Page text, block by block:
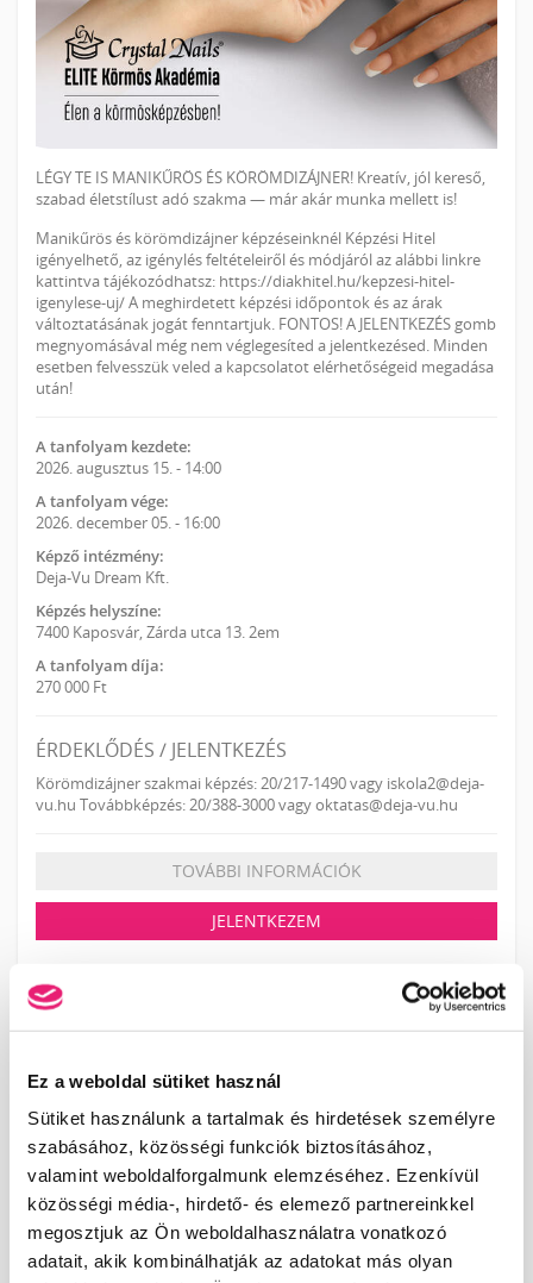
Ez a weboldal sütiket használ
Sütiket használunk a tartalmak és hirdetések személyre
szabásához, közösségi funkciók biztosításához,
valamint weboldalforgalmunk elemzéséhez. Ezenkívül
közösségi média-, hirdető- és elemező partnereinkkel
megosztjuk az Ön weboldalhasználatra vonatkozó
adatait, akik kombinálhatják az adatokat más olyan
LÉGY TE IS MANIKŰRÖS ÉS KÖRÖMDIZÁJNER! Kreatív, jól kereső,
szabad életstílust adó szakma — már akár munka mellett is!
Manikűrös és körömdizájner képzéseinknél Képzési Hitel
igényelhető, az igénylés feltételeiről és módjáról az alábbi linkre
kattintva tájékozódhatsz: https://diakhitel.hu/kepzesi-hitel-
igenylese-uj/ A meghirdetett képzési időpontok és az árak
változtatásának jogát fenntartjuk. FONTOS! A JELENTKEZÉS gomb
megnyomásával még nem véglegesíted a jelentkezésed. Minden
esetben felvesszük veled a kapcsolatot elérhetőségeid megadása
után!
A tanfolyam kezdete:
2026. augusztus 15. - 14:00
A tanfolyam vége:
2026. december 05. - 16:00
Képző intézmény:
Deja-Vu Dream Kft.
Képzés helyszíne:
7400 Kaposvár, Zárda utca 13. 2em
A tanfolyam díja:
270 000 Ft
ÉRDEKLŐDÉS / JELENTKEZÉS
Körömdizájner szakmai képzés: 20/217-1490 vagy iskola2@deja-
vu.hu Továbbképzés: 20/388-3000 vagy oktatas@deja-vu.hu
TOVÁBBI INFORMÁCIÓK
JELENTKEZEM
KOSÁR TARTALMA
A kosár üres.
KOSÁR JELENTKEZÉS
KÖRMÖSAKADÉMIA
HÍREK, CIKKEK